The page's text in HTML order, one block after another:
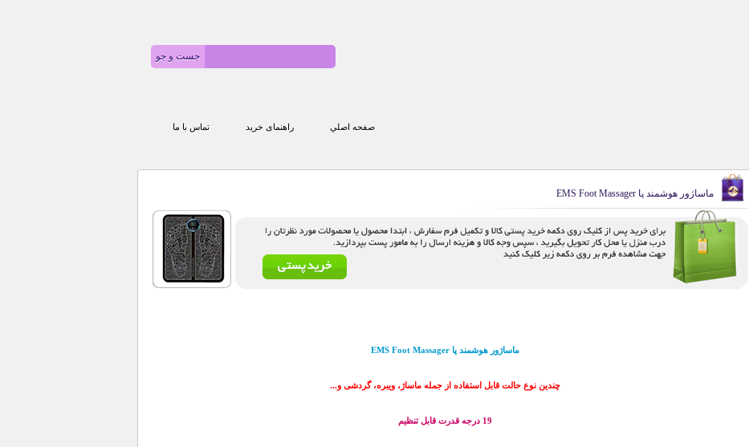
صفحه اصلي راهنمای خرید تماس با ما
ماساژور هوشمند پا EMS Foot Massager
ماساژور هوشمند پا EMS Foot Massager
چندین نوع حالت قابل استفاده از جمله ماساژ، ویبره، گردشی و...
19 درجه قدرت قابل تنظیم